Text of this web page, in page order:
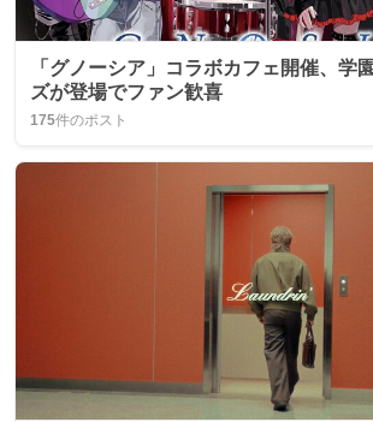
「グノーシア」コラボカフェ開催、学
ズが登場でファン歓喜
175件のポスト